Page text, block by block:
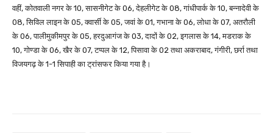
वहीं, कोतवाली नगर के 10, सासनीगेट के 06, देहलीगेट के 08, गांधीपार्क के 10, बन्नादेवी के
08, सिविल लाइन के 05, क्वार्सी के 05, जवां के 01, गभाना के 06, लोधा के 07, अतरौली
के 06, पालीमुकीमपुर के 05, हरदुआगंज के 03, दादों के 02, इगलास के 14, मडराक के
10, गोण्डा के 06, खैर के 07, टप्पल के 12, पिसावा के 02 तथा अकराबाद, गंगीरी, छर्रा तथा
विजयगढ़ के 1-1 सिपाही का ट्रांसफर किया गया है।